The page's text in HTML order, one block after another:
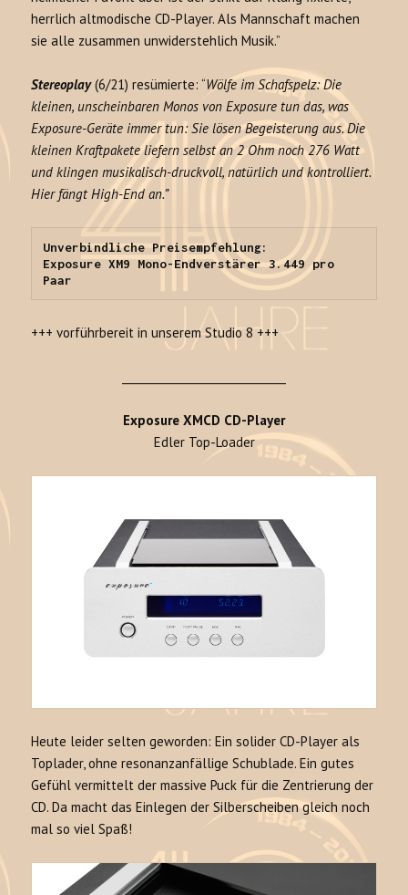
herrlich altmodische CD-Player. Als Mannschaft machen
sie alle zusammen unwiderstehlich Musik.”
Stereoplay(6/21) resümierte: “Wölfe im Schafspelz: Die
kleinen, unscheinbaren Monos von Exposure tun das, was
Exposure-Geräte immer tun: Sie lösen Begeisterung aus. Die
kleinen Kraftpakete liefern selbst an 2 Ohm noch 276 Watt
und klingen musikalisch-druckvoll, natürlich und kontrolliert.
Hier fängt High-End an.”
Unverbindliche Preisempfehlung:
Exposure XM9 Mono-Endverstärer 3.449 pro
Paar
+++ vorführbereit in unserem Studio 8 +++
Exposure XMCD CD-Player
Edler Top-Loader
Heute leider selten geworden: Ein solider CD-Player als
Toplader, ohne resonanzanfällige Schublade. Ein gutes
Gefühl vermittelt der massive Puck für die Zentrierung der
CD. Da macht das Einlegen der Silberscheiben gleich noch
mal so viel Spaß!